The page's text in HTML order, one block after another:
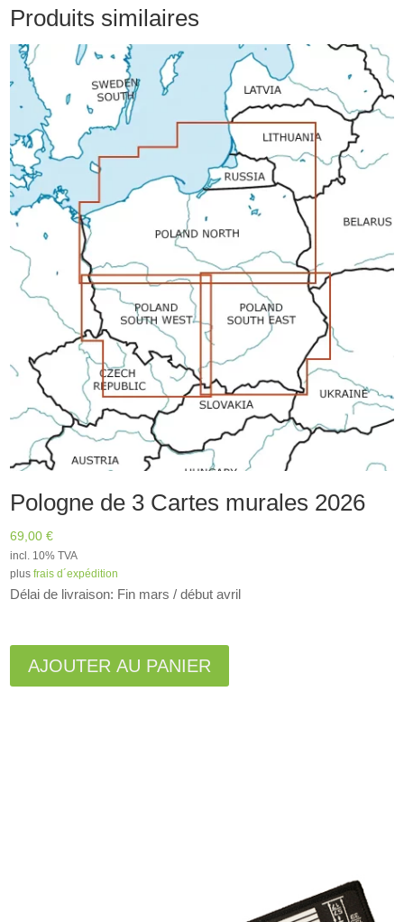
Produits similaires
Pologne de 3 Cartes murales 2026
69,00€
incl. 10% TVA
plusfrais d´expédition
Délai de livraison: Fin mars / début avril
AJOUTER AU PANIER